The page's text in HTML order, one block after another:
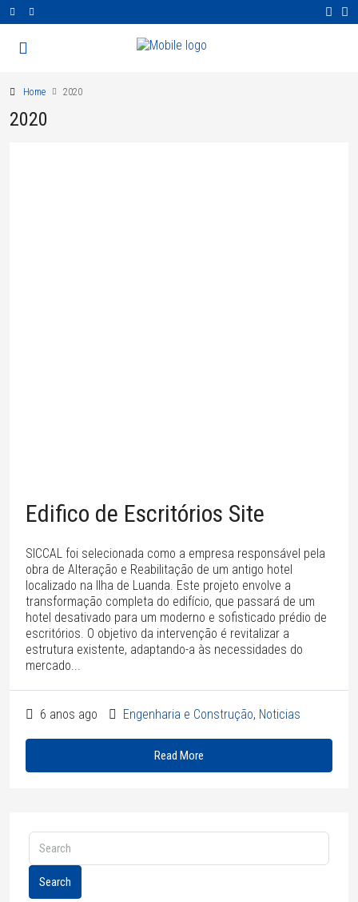
Home 2020
2020
Edifico de Escritórios Site
SICCAL foi selecionada como a empresa responsável pela
obra de Alteração e Reabilitação de um antigo hotel
localizado na Ilha de Luanda. Este projeto envolve a
transformação completa do edifício, que passará de um
hotel desativado para um moderno e sofisticado prédio de
escritórios. O objetivo da intervenção é revitalizar a
estrutura existente, adaptando-a às necessidades do
mercado...
6 anos ago Engenharia e Construção, Noticias
Read More
Search